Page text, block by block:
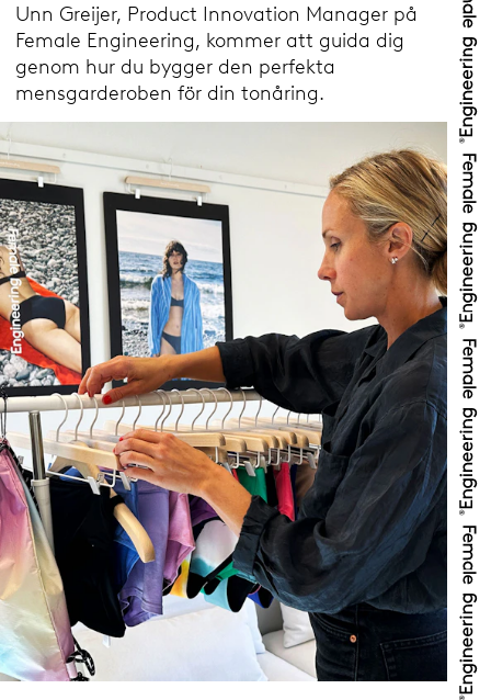
Unn Greijer, Product Innovation Manager på
Female Engineering, kommer att guida dig
genom hur du bygger den perfekta
mensgarderoben för din tonåring.